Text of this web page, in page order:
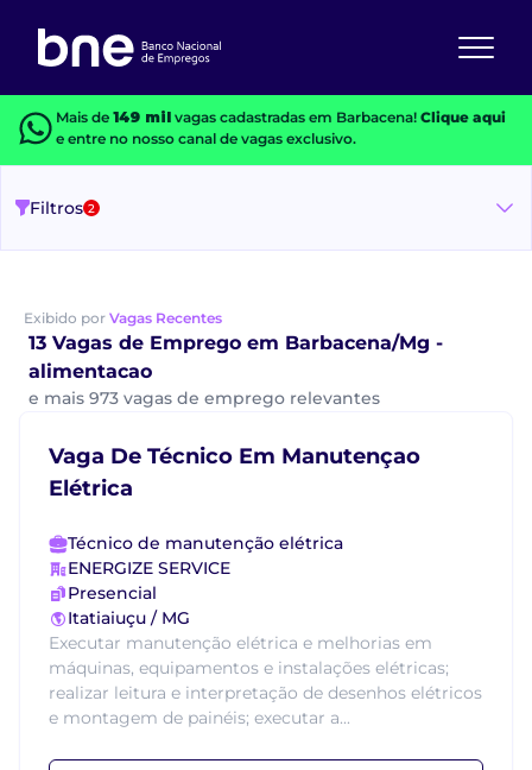
Mais de 149 milvagas cadastradas em Barbacena! Clique aqui
e entre no nosso canal de vagas exclusivo.
Filtros 2
Exibido por Vagas Recentes
13 Vagas de Emprego em Barbacena/Mg -
alimentacao
e mais 973 vagas de emprego relevantes
Vaga De Técnico Em Manutençao
Elétrica
Técnico de manutenção elétrica
ENERGIZE SERVICE
Presencial
Itatiaiuçu / MG
Executar manutenção elétrica e melhorias em
máquinas, equipamentos e instalações elétricas;
realizar leitura e interpretação de desenhos elétricos
e montagem de painéis; executar a...